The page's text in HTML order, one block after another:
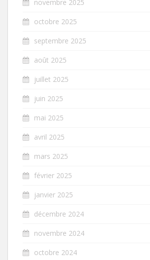
novembre 2025
octobre 2025
septembre 2025
août 2025
juillet 2025
juin 2025
mai 2025
avril 2025
mars 2025
février 2025
janvier 2025
décembre 2024
novembre 2024
octobre 2024